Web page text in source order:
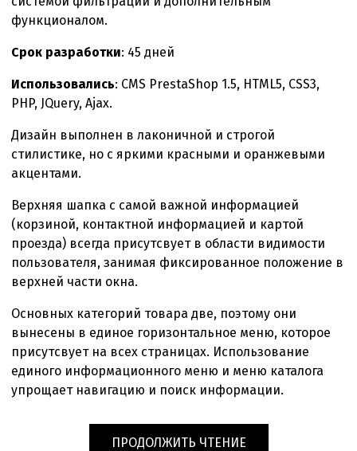
функционалом.
Срок разработки: 45 дней
Использовались: CMS PrestaShop 1.5, HTML5, CSS3,
PHP, JQuery, Ajax.
Дизайн выполнен в лаконичной и строгой
стилистике, но с яркими красными и оранжевыми
акцентами.
Верхняя шапка с самой важной информацией
(корзиной, контактной информацией и картой
проезда) всегда присутсвует в области видимости
пользователя, занимая фиксированное положение в
верхней части окна.
Основных категорий товара две, поэтому они
вынесены в единое горизонтальное меню, которое
присутсвует на всех страницах. Использование
единого информационного меню и меню каталога
упрощает навигацию и поиск информации.
ПРОДОЛЖИТЬ ЧТЕНИЕ«ИНТЕРНЕТ